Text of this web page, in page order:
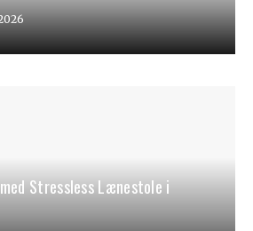
Stressless Lænestole i